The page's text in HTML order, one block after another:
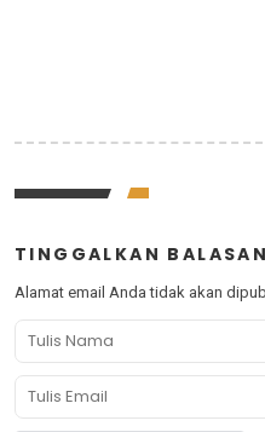
TINGGALKAN BALASAN
Alamat email Anda tidak akan